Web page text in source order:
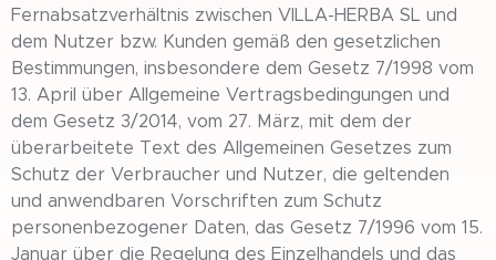
Fernabsatzverhältnis zwischen VILLA-HERBA SL und
dem Nutzer bzw. Kunden gemäß den gesetzlichen
Bestimmungen, insbesondere dem Gesetz 7/1998 vom
13. April über Allgemeine Vertragsbedingungen und
dem Gesetz 3/2014, vom 27. März, mit dem der
überarbeitete Text des Allgemeinen Gesetzes zum
Schutz der Verbraucher und Nutzer, die geltenden
und anwendbaren Vorschriften zum Schutz
personenbezogener Daten, das Gesetz 7/1996 vom 15.
Januar über die Regelung des Einzelhandels und das